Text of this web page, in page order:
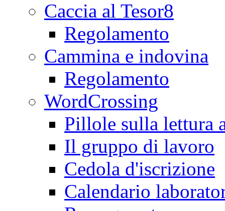
Caccia al Tesor8
Regolamento
Cammina e indovina
Regolamento
WordCrossing
Pillole sulla lettura
Il gruppo di lavoro
Cedola d'iscrizione
Calendario